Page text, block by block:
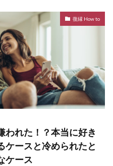
復縁 How to
われた！？本当に好き
ケースと冷められたと
ケース